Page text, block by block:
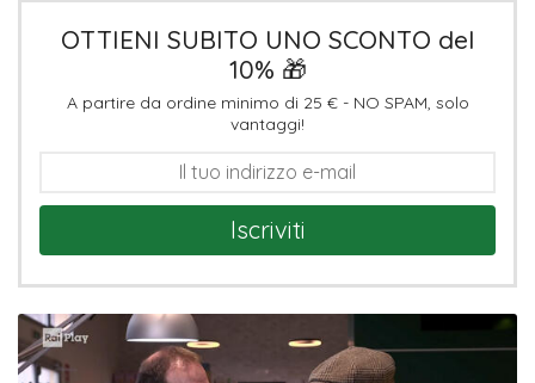
OTTIENI SUBITO UNO SCONTO del
10% 🎁
A partire da ordine minimo di 25 € - NO SPAM, solo
vantaggi!
Iscriviti